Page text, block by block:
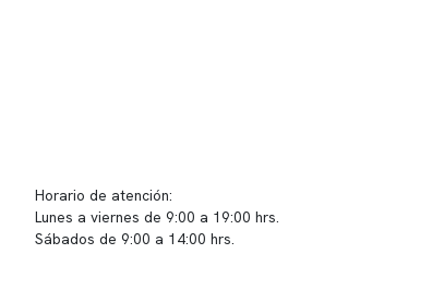
Horario de atención:
Lunes a viernes de 9:00 a 19:00 hrs.
Sábados de 9:00 a 14:00 hrs.